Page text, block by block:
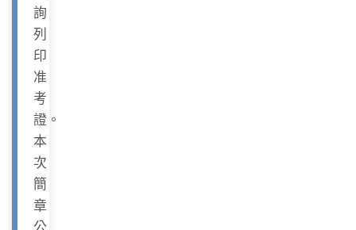
詢
列
印
准
考
證。
本
次
簡
章